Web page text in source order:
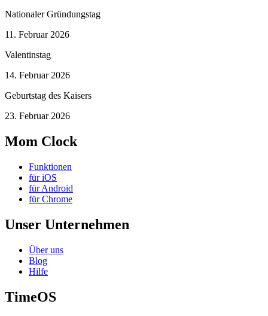
Nationaler Gründungstag
11. Februar 2026
Valentinstag
14. Februar 2026
Geburtstag des Kaisers
23. Februar 2026
Mom Clock
Funktionen
für iOS
für Android
für Chrome
Unser Unternehmen
Über uns
Blog
Hilfe
TimeOS